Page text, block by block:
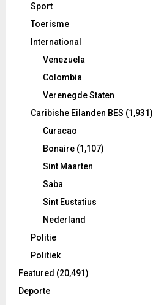
Sport
Toerisme
International
Venezuela
Colombia
Verenegde Staten
Caribishe Eilanden BES (1,931)
Curacao
Bonaire (1,107)
Sint Maarten
Saba
Sint Eustatius
Nederland
Politie
Politiek
Featured (20,491)
Deporte